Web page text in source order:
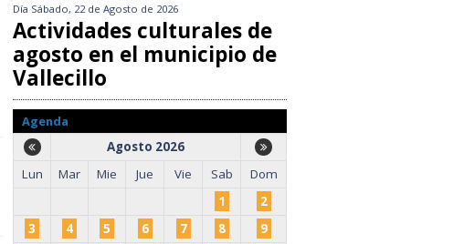
Día Sábado, 22 de Agosto de 2026
Actividades culturales de
agosto en el municipio de
Vallecillo
Agenda
Agosto 2026
Lun
Mar Mie Jue Vie Sab
Dom
1
2
3
4 5 6 7 8
9